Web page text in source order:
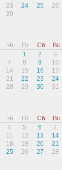
23 24 25
26
30
Чт Пт Сб
Вс
1
2
3
7 8 9
10
14 15 16
17
21 22 23
24
28 29 30 31
Чт Пт Сб
Вс
4 5 6
7
11 12 13
14
18 19 20
21
25 26 27
28